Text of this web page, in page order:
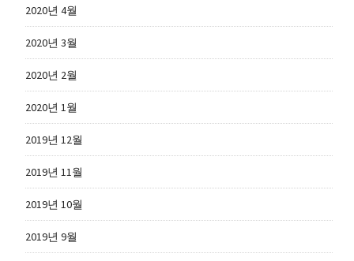
2020년 4월
2020년 3월
2020년 2월
2020년 1월
2019년 12월
2019년 11월
2019년 10월
2019년 9월